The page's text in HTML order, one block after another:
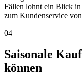
Fällen lohnt ein Blick
zum Kundenservice
04
Saisonale
können